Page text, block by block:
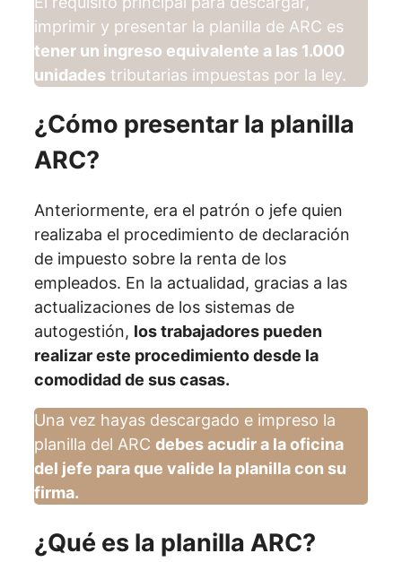
imprimir y presentar la planilla de ARC es
tener un ingreso equivalente a las 1.000
unidades tributarias impuestas por la ley.
¿Cómo presentar la planilla
ARC?
Anteriormente, era el patrón o jefe quien
realizaba el procedimiento de declaración
de impuesto sobre la renta de los
empleados. En la actualidad, gracias a las
actualizaciones de los sistemas de
autogestión, los trabajadores pueden
realizar este procedimiento desde la
comodidad de sus casas.
Una vez hayas descargado e impreso la
planilla del ARC debes acudir a la oficina
del jefe para que valide la planilla con su
firma.
¿Qué es la planilla ARC?